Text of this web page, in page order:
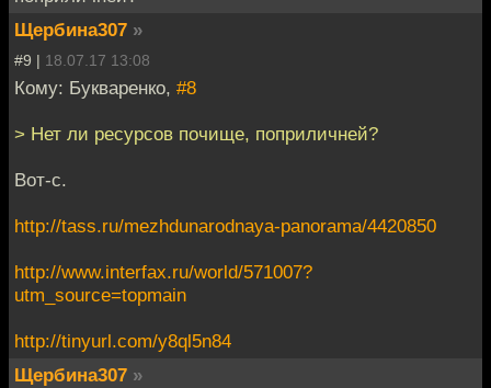
Щербина307 »
#9 | 18.07.17 13:08
Кому: Букваренко, #8
> Нет ли ресурсов почище, поприличней?
Вот-с.
http://tass.ru/mezhdunarodnaya-panorama/4420850
http://www.interfax.ru/world/571007?
utm_source=topmain
http://tinyurl.com/y8ql5n84
Щербина307 »